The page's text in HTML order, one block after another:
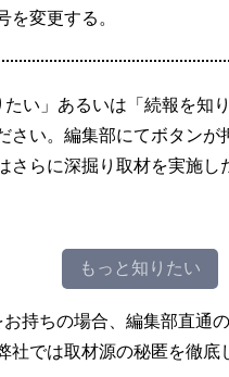
変更する。
い」あるいは「続報を知
い。編集部にてボタンが
さらに深掘り取材を実施
もっと知りたい
持ちの場合、編集部直通
では取材源の秘匿を徹底